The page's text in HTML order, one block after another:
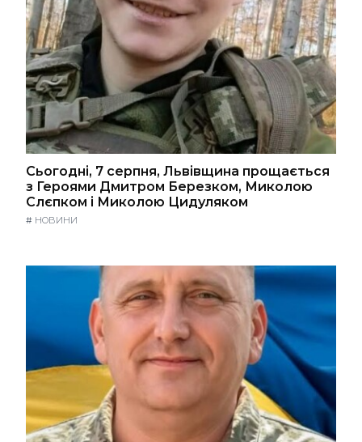
Сьогодні, 7 серпня, Львівщина прощається
з Героями Дмитром Березком, Миколою
Слєпком і Миколою Цидуляком
# НОВИНИ